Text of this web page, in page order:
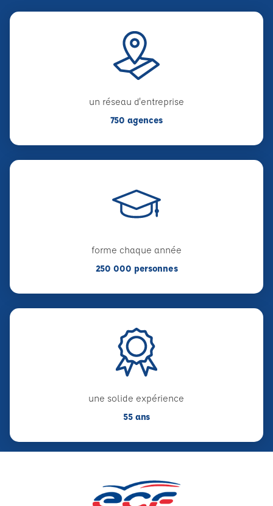
un réseau d'entreprise
750 agences
forme chaque année
250 000 personnes
une solide expérience
55 ans